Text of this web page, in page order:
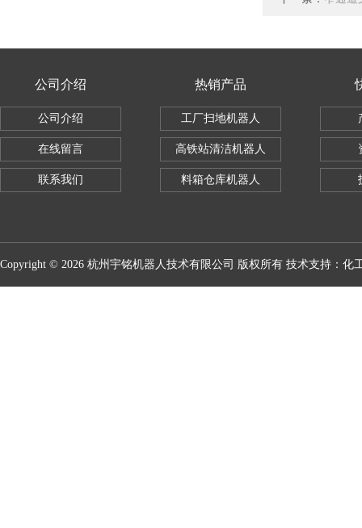
公司介绍
公司介绍
在线留言
联系我们
热销产品
工厂扫地机器人
高铁站清洁机器人
料箱仓库机器人
Copyright © 2026 杭州宇铭机器人技术有限公司 版权所有 技术支持： 化